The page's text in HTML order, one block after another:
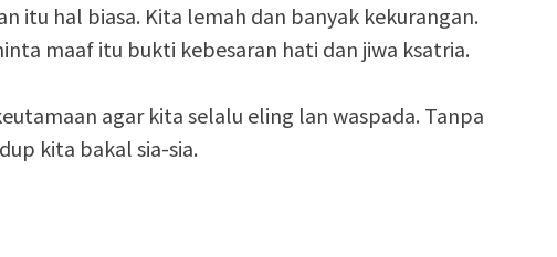
itu hal biasa. Kita lemah dan banyak kekurangan.
maaf itu bukti kebesaran hati dan jiwa ksatria.
agar kita selalu eling lan waspada. Tanpa
kita bakal sia-sia.